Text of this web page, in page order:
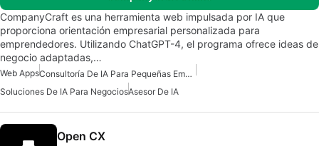
CompanyCraft es una herramienta web impulsada por IA que
proporciona orientación empresarial personalizada para
emprendedores. Utilizando ChatGPT-4, el programa ofrece ideas de
negocio adaptadas,…
Web Apps
Consultoría De IA Para Pequeñas Empresas
Soluciones De IA Para NegociosAsesor De IA
Open CX